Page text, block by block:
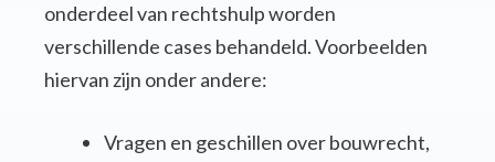
onderdeel van rechtshulp worden
verschillende cases behandeld. Voorbeelden
hiervan zijn onder andere:
Vragen en geschillen over bouwrecht,